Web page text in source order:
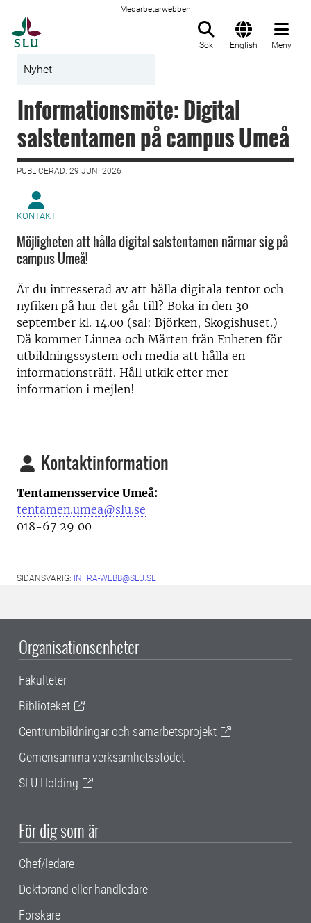
Medarbetarwebben
Sök English Meny
Nyhet
Informationsmöte: Digital
salstentamen på campus Umeå
PUBLICERAD: 29 JUNI 2026
KONTAKT
Möjligheten att hålla digital salstentamen närmar sig på
campus Umeå!
Är du intresserad av att hålla digitala tentor och
nyfiken på hur det går till? Boka in den 30
september kl. 14.00 (sal: Björken, Skogishuset.)
Då kommer Linnea och Mårten från Enheten för
utbildningssystem och media att hålla en
informationsträff. Håll utkik efter mer
information i mejlen!
Kontaktinformation
Tentamensservice Umeå:
tentamen.umea@slu.se
018-67 29 00
SIDANSVARIG: INFRA-WEBB@SLU.SE
Organisationsenheter
Fakulteter
Biblioteket
Centrumbildningar och samarbetsprojekt
Gemensamma verksamhetsstödet
SLU Holding
För dig som är
Chef/ledare
Doktorand eller handledare
Forskare